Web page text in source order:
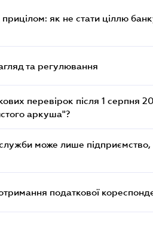
як не стати ціллю
та регулювання
перевірок після 1 серпня
аркуша"?
може лише підприємство,
податкової